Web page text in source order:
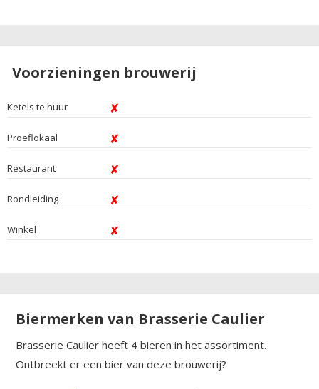
Voorzieningen brouwerij
Ketels te huur
Proeflokaal
Restaurant
Rondleiding
Winkel
Biermerken van Brasserie Caulier
Brasserie Caulier heeft 4 bieren in het assortiment.
Ontbreekt er een bier van deze brouwerij?